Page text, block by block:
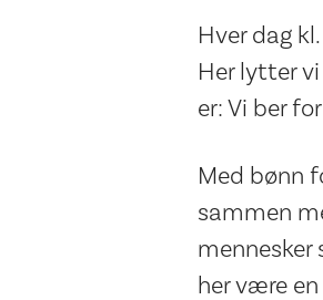
Hver dag
Her lytter
er: Vi ber
Med bønn
sammen
mennesker
her være